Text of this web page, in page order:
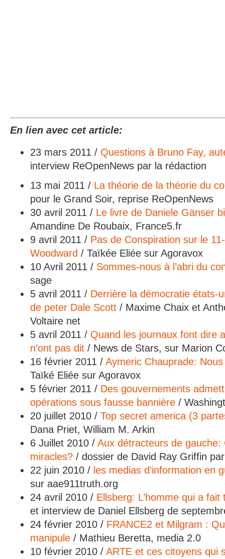
En lien avec cet article:
23 mars 2011 / Questions à Bruno Fay,
interview ReOpenNews par la rédaction
13 mai 2011 / La théorie de la théorie du
pour le Grand Soir, reprise ReOpenNews
30 avril 2011 / Le livre de Daniele Gänser
Amandine De Roubaix, France5.fr
9 avril 2011 / Pas de Conspiration sur le
Woodward / Taïkée Eliée sur Agoravox
10 Avril 2011 / Sommes-nous à l’abri du
sage
5 avril 2011 / Derrière la démocratie états-
de peter Dale Scott / Maxime Chaix et
Voltaire net
5 avril 2011 / Quand les journaux font dire
n’ont pas dit / News de Stars, sur Marion
16 février 2011 / Aymeric Chauprade:
Taïké Eliée sur Agoravox
5 février 2011 / Des gouvernements
opérations sous fausse bannière /
20 juillet 2010 / Top secret america (3
Dana Priet, William M. Arkin
6 Juillet 2010 / Aux détracteurs de gauche:
miracles? / dossier de David Ray Griffin
22 juin 2010 / les medias d’information en
sur aae911truth.org
24 avril 2010 / Ellsberg: L’homme qui a fait
et interview de Daniel Ellsberg de
24 février 2010 / FRANCE2 et Milgram :
manipule / Mathieu Beretta, media 2.0
10 février 2010 / ARTE et ces citoyens qui